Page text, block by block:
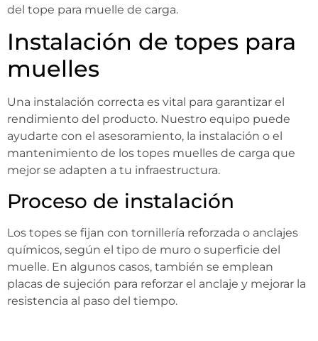
del tope para muelle de carga.
Instalación de topes para
muelles
Una instalación correcta es vital para garantizar el
rendimiento del producto. Nuestro equipo puede
ayudarte con el asesoramiento, la instalación o el
mantenimiento de los topes muelles de carga que
mejor se adapten a tu infraestructura.
Proceso de instalación
Los topes se fijan con tornillería reforzada o anclajes
químicos, según el tipo de muro o superficie del
muelle. En algunos casos, también se emplean
placas de sujeción para reforzar el anclaje y mejorar la
resistencia al paso del tiempo.